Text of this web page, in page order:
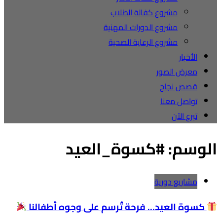
مشروع كفالة الطلاب
مشروع الدورات المهنية
مشروع الرعاية الصحية
الأخبار
معرض الصور
قصص نجاح
تواصل معنا
تبرع الآن
الوسم:#كسوة_العيد
مشاريع دورية
كسوة العيد… فرحة تُرسم على وجوه أطفالنا